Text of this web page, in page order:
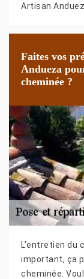
Artisan
Faites vos
Andueza
cheminée ?
L’entretien du
important, ça
cheminée.